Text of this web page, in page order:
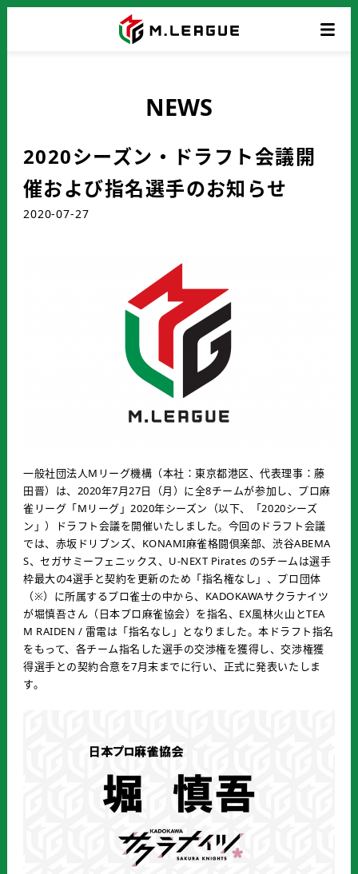
NEWS
2020シーズン・ドラフト会議開
催および指名選手のお知らせ
2020-07-27
一般社団法人Mリーグ機構（本社：東京都港区、代表理事：藤
田晋）は、2020年7月27日（月）に全8チームが参加し、プロ麻
雀リーグ「Mリーグ」2020年シーズン（以下、「2020シーズ
ン」）ドラフト会議を開催いたしました。今回のドラフト会議
では、赤坂ドリブンズ、KONAMI麻雀格闘倶楽部、渋谷ABEMA
S、セガサミーフェニックス、U-NEXT Pirates の5チームは選手
枠最大の4選手と契約を更新のため「指名権なし」、プロ団体
（※）に所属するプロ雀士の中から、KADOKAWAサクラナイツ
が堀慎吾さん（日本プロ麻雀協会）を指名、EX風林火山とTEA
M RAIDEN / 雷電は「指名なし」となりました。本ドラフト指名
をもって、各チーム指名した選手の交渉権を獲得し、交渉権獲
得選手との契約合意を7月末までに行い、正式に発表いたしま
す。